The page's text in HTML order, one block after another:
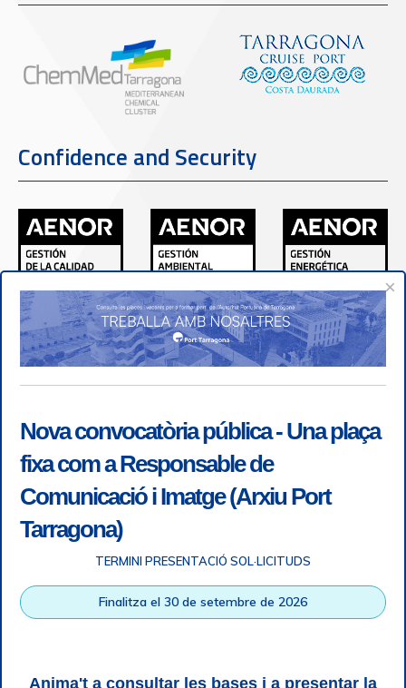
Confidence and Security
Accessibility Legal note | + info RGPD |Information of
×
Nova convocatòria pública - Una plaça
fixa com a Responsable de
Comunicació i Imatge (Arxiu Port
Tarragona)
TERMINI PRESENTACIÓ SOL·LICITUDS
Finalitza el 30 de setembre de 2026
Anima't a consultar les bases i a presentar la